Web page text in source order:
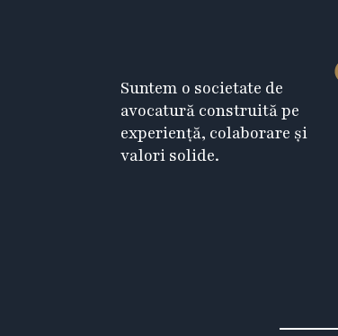
Suntem o societate de
avocatură construită pe
experiență, colaborare și
valori solide.